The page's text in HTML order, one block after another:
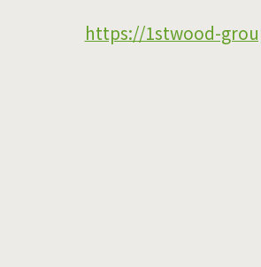
https://1stwood-